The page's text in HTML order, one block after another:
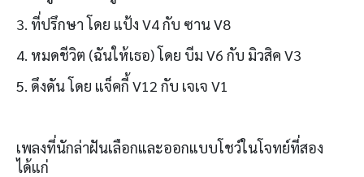
3. ที่ปรึกษา โดย แป้ง V4 กับ ซาน V8
4. หมดชีวิต (ฉันให้เธอ) โดย บีม V6 กับ มิวสิค V3
5. ดึงดัน โดย แจ็คกี้ V12 กับ เจเจ V1
เพลงที่นักล่าฝันเลือกและออกแบบโชว์ในโจทย์ที่สอง
ได้แก่